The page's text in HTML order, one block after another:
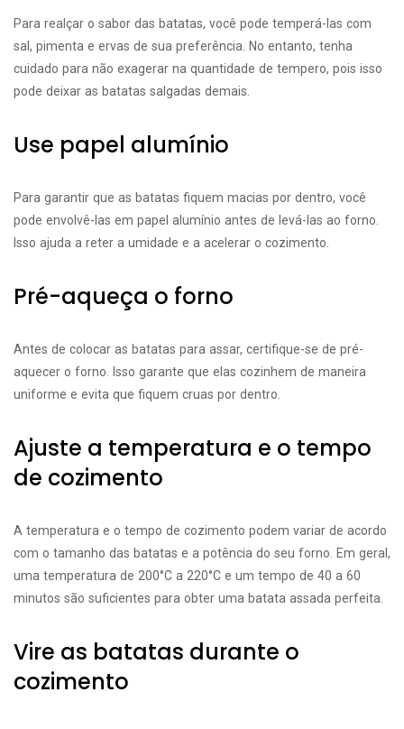
Para realçar o sabor das batatas, você pode temperá-las com
sal, pimenta e ervas de sua preferência. No entanto, tenha
cuidado para não exagerar na quantidade de tempero, pois isso
pode deixar as batatas salgadas demais.
Use papel alumínio
Para garantir que as batatas fiquem macias por dentro, você
pode envolvê-las em papel alumínio antes de levá-las ao forno.
Isso ajuda a reter a umidade e a acelerar o cozimento.
Pré-aqueça o forno
Antes de colocar as batatas para assar, certifique-se de pré-
aquecer o forno. Isso garante que elas cozinhem de maneira
uniforme e evita que fiquem cruas por dentro.
Ajuste a temperatura e o tempo
de cozimento
A temperatura e o tempo de cozimento podem variar de acordo
com o tamanho das batatas e a potência do seu forno. Em geral,
uma temperatura de 200°C a 220°C e um tempo de 40 a 60
minutos são suficientes para obter uma batata assada perfeita.
Vire as batatas durante o
cozimento